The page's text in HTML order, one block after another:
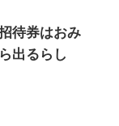
待券はおみ
出るらし